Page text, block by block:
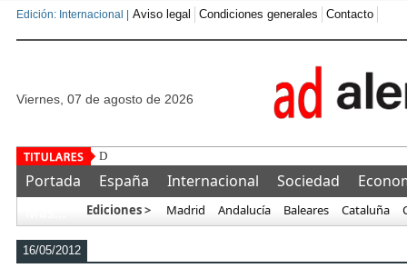
Edición: Internacional | Aviso legal Condiciones generales Contacto
viernes, 07 de agosto de 2026
Detenido un marroquí tras golpear, sec
Portada España Internacional Sociedad
Ediciones > Madrid Andalucía Baleares Cataluña
16/05/2012